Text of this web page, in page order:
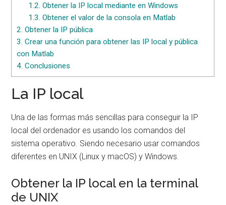
1.2. Obtener la IP local mediante en Windows
1.3. Obtener el valor de la consola en Matlab
2. Obtener la IP pública
3. Crear una función para obtener las IP local y pública
con Matlab
4. Conclusiones
La IP local
Una de las formas más sencillas para conseguir la IP
local del ordenador es usando los comandos del
sistema operativo. Siendo necesario usar comandos
diferentes en UNIX (Linux y macOS) y Windows.
Obtener la IP local en la terminal
de UNIX